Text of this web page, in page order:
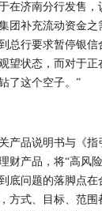
在济南分行发售
团补充流动资金之
行要求暂停银信
望状态，而对于
了这个空子。”
品说明书与《指
财产品，将“高风
底问题的落脚点
方式、目标、范围